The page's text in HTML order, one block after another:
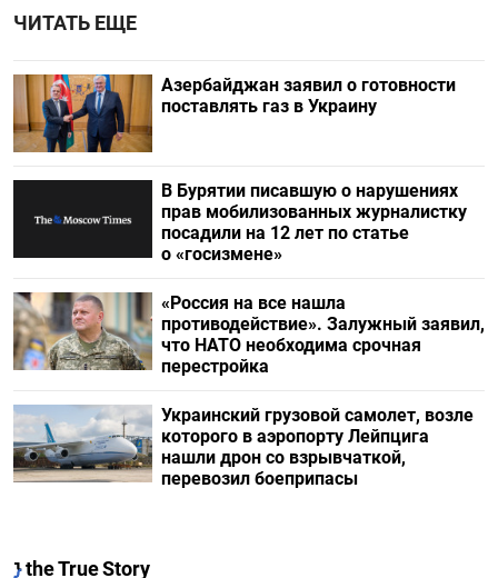
ЧИТАТЬ ЕЩЕ
Азербайджан заявил о готовности
поставлять газ в Украину
В Бурятии писавшую о нарушениях
прав мобилизованных журналистку
посадили на 12 лет по статье
о «госизмене»
«Россия на все нашла
противодействие». Залужный заявил,
что НАТО необходима срочная
перестройка
Украинский грузовой самолет, возле
которого в аэропорту Лейпцига
нашли дрон со взрывчаткой,
перевозил боеприпасы